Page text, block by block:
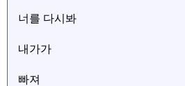
너를 다시봐
내가가
빠져